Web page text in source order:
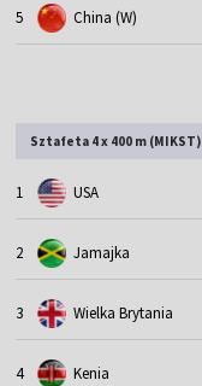
5 China (W)
Sztafeta 4 x 400 m (MIKST)
1 USA
2 Jamajka
3 Wielka Brytania
4 Kenia